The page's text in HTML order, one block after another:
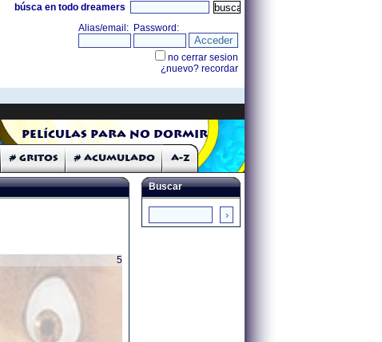
búsca en todo dreamers
Películas para no dormir
# Gritos # Acumulado A-Z
5
Buscar